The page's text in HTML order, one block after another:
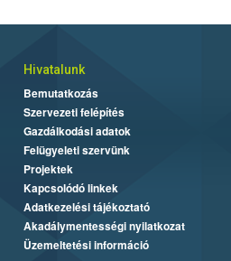
Hivatalunk
Bemutatkozás
Szervezeti felépítés
Gazdálkodási adatok
Felügyeleti szervünk
Projektek
Kapcsolódó linkek
Adatkezelési tájékoztató
Akadálymentességi nyilatkozat
Üzemeltetési információ